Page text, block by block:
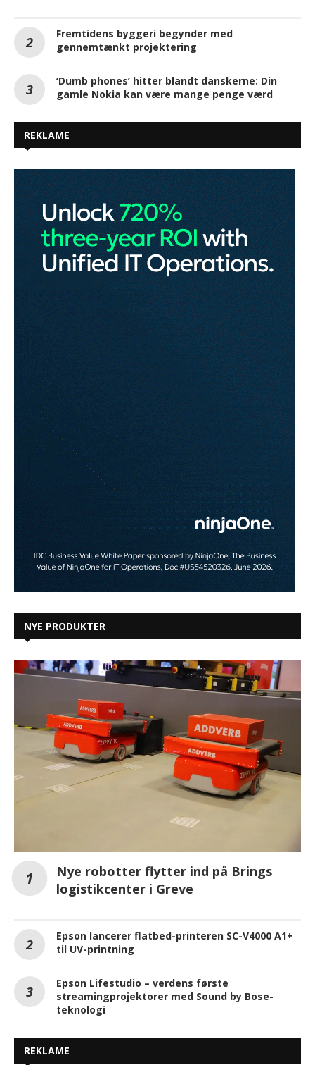
Fremtidens byggeri begynder med
gennemtænkt projektering
‘Dumb phones’ hitter blandt danskerne: Din
gamle Nokia kan være mange penge værd
REKLAME
NYE PRODUKTER
Nye robotter flytter ind på Brings
logistikcenter i Greve
Epson lancerer flatbed-printeren SC-V4000 A1+
til UV-printning
Epson Lifestudio – verdens første
streamingprojektorer med Sound by Bose-
teknologi
REKLAME